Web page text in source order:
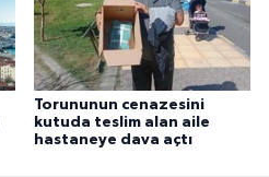
Torununun cenazesini
kutuda teslim alan aile
hastaneye dava açtı